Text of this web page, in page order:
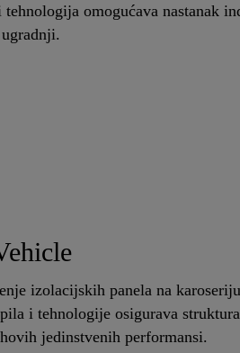
omogućava nastanak
izolacijskih panela na
i tehnologije osigurava
jedinstvenih performansi.